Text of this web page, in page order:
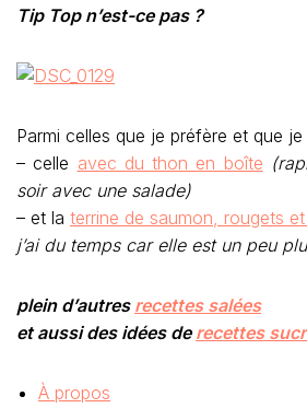
Tip Top n’est-ce pas ?
Parmi celles que je préfère et que
– celle avec du thon en boîte
soir avec une salade)
– et la terrine de saumon, rougets
j’ai du temps car elle est un peu
plein d’autres recettes salées
et aussi des idées de recettes
À propos